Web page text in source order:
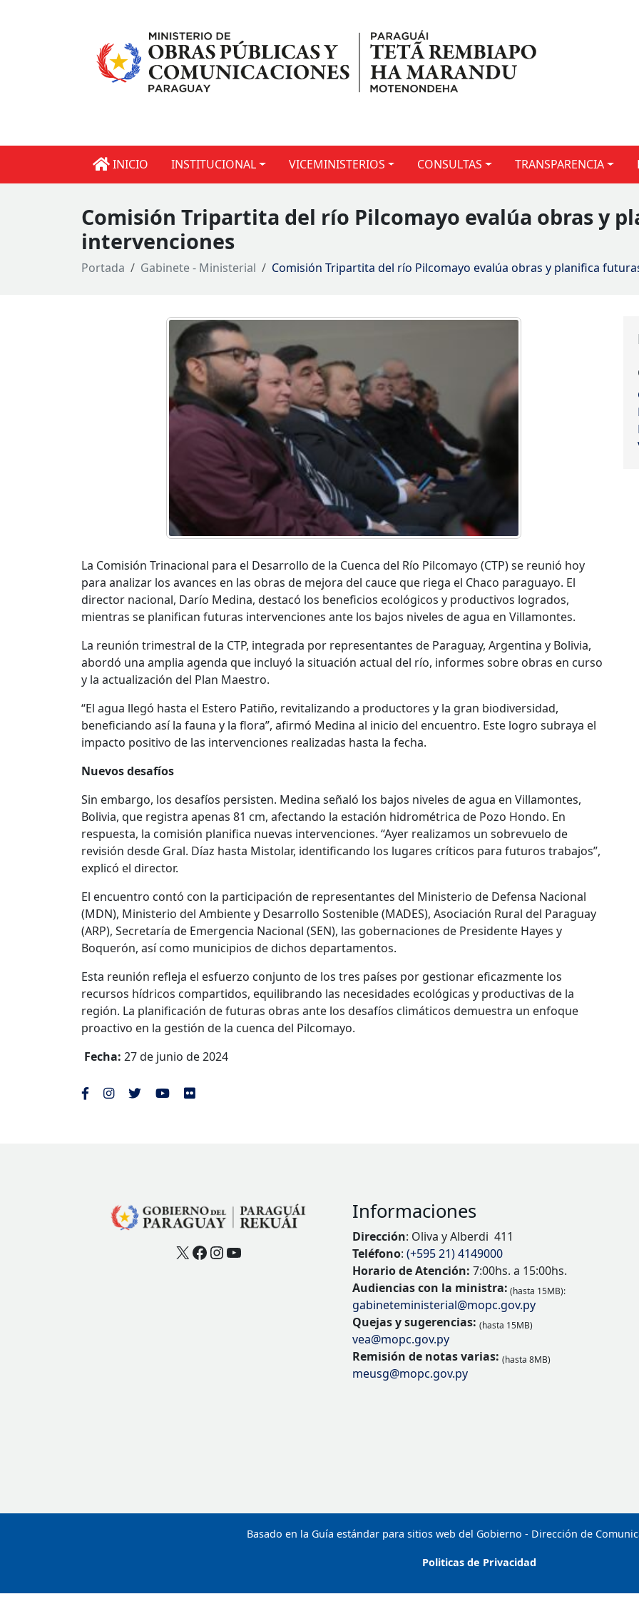
INICIO INSTITUCIONAL VICEMINISTERIOS CONSULTAS TRANSPARENCIA
Comisión Tripartita del río Pilcomayo evalúa obras y
intervenciones
Portada Gabinete - Ministerial Comisión Tripartita del río Pilcomayo evalúa obras y planifica
La Comisión Trinacional para el Desarrollo de la Cuenca del Río Pilcomayo (CTP) se reunió hoy
para analizar los avances en las obras de mejora del cauce que riega el Chaco paraguayo. El
director nacional, Darío Medina, destacó los beneficios ecológicos y productivos logrados,
mientras se planifican futuras intervenciones ante los bajos niveles de agua en Villamontes.
La reunión trimestral de la CTP, integrada por representantes de Paraguay, Argentina y Bolivia,
abordó una amplia agenda que incluyó la situación actual del río, informes sobre obras en curso
y la actualización del Plan Maestro.
“El agua llegó hasta el Estero Patiño, revitalizando a productores y la gran biodiversidad,
beneficiando así la fauna y la flora”, afirmó Medina al inicio del encuentro. Este logro subraya el
impacto positivo de las intervenciones realizadas hasta la fecha.
Nuevos desafíos
Sin embargo, los desafíos persisten. Medina señaló los bajos niveles de agua en Villamontes,
Bolivia, que registra apenas 81 cm, afectando la estación hidrométrica de Pozo Hondo. En
respuesta, la comisión planifica nuevas intervenciones. “Ayer realizamos un sobrevuelo de
revisión desde Gral. Díaz hasta Mistolar, identificando los lugares críticos para futuros trabajos”,
explicó el director.
El encuentro contó con la participación de representantes del Ministerio de Defensa Nacional
(MDN), Ministerio del Ambiente y Desarrollo Sostenible (MADES), Asociación Rural del Paraguay
(ARP), Secretaría de Emergencia Nacional (SEN), las gobernaciones de Presidente Hayes y
Boquerón, así como municipios de dichos departamentos.
Esta reunión refleja el esfuerzo conjunto de los tres países por gestionar eficazmente los
recursos hídricos compartidos, equilibrando las necesidades ecológicas y productivas de la
región. La planificación de futuras obras ante los desafíos climáticos demuestra un enfoque
proactivo en la gestión de la cuenca del Pilcomayo.
Fecha: 27 de junio de 2024
X Facebook
Instagram
YouTube
Informaciones
Dirección: Oliva y Alberdi 411
Teléfono: (+595 21) 4149000
Horario de Atención: 7:00hs. a 15:00hs.
Audiencias con la ministra: (hasta 15MB):
gabineteministerial@mopc.gov.py
Quejas y sugerencias: (hasta 15MB)
vea@mopc.gov.py
Remisión de notas varias: (hasta 8MB)
meusg@mopc.gov.py
Basado en la Guía estándar para sitios web del Gobierno - Dirección de
Politicas de Privacidad